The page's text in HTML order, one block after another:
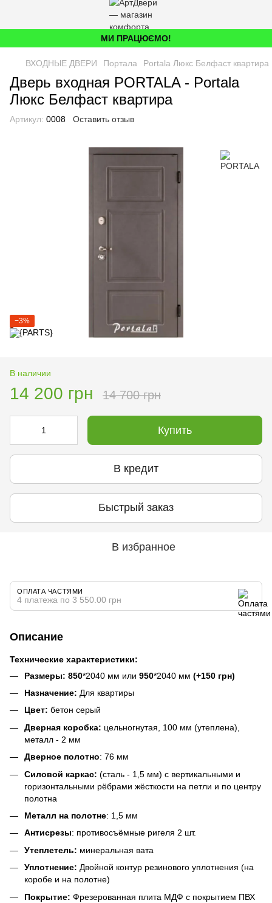
МИ ПРАЦЮЄМО!
ВХОДНЫЕ ДВЕРИ Портала Portala Люкс Белфаст квартира
Дверь входная PORTALA - Portala
Люкс Белфаст квартира
Артикул: 0008 Оставить отзыв
−3%
В наличии
14 200 грн 14 700 грн
Купить
В кредит
Быстрый заказ
В избранное
ОПЛАТА ЧАСТЯМИ
4 платежа по 3 550.00 грн
Описание
Технические характеристики:
Размеры: 850*2040 мм или 950*2040 мм (+150 грн)
Назначение: Для квартиры
Цвет: бетон серый
Дверная коробка: цельногнутая, 100 мм (утеплена)
металл - 2 мм
Дверное полотно: 76 мм
Силовой каркас: (сталь - 1,5 мм) с вертикальными и
горизонтальными рёбрами жёсткости на петли и по центру
полотна
Металл на полотне: 1,5 мм
Антисрезы: противосъёмные ригеля 2 шт.
Утеплетель: минеральная вата
Уплотнение: Двойной контур резинового уплотнения (на
коробе и на полотне)
Покрытие: Фрезерованная плита МДФ с покрытием ПВХ